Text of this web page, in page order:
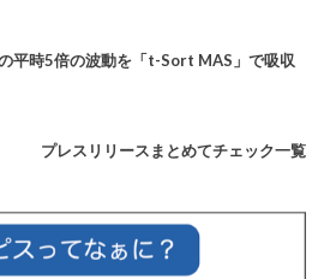
平時5倍の波動を「t-Sort MAS」で吸収
プレスリリースまとめてチェック一覧